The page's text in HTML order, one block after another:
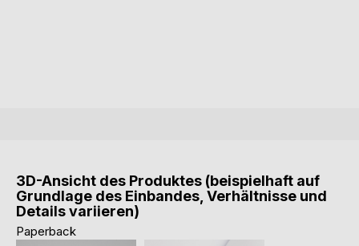
3D-Ansicht des Produktes (beispielhaft auf
Grundlage des Einbandes, Verhältnisse und
Details variieren)
Paperback